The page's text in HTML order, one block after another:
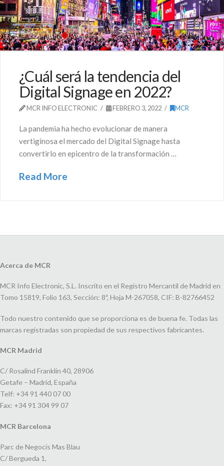
¿Cuál será la tendencia del
Digital Signage en 2022?
MCR INFO ELECTRONIC FEBRERO 3, 2022 MCR
La pandemia ha hecho evolucionar de manera
vertiginosa el mercado del Digital Signage hasta
convertirlo en epicentro de la transformación …
Read More
Acerca de MCR
MCR Info Electronic, S.L. Inscrito en el Registro Mercantil de Madrid en
Tomo 15819, Folio 163, Sección: 8ª, Hoja M-267058, CIF: B-82766452
Todo nuestro contenido que se proporciona es de buena fe. Todas las
marcas registradas son propiedad de sus respectivos fabricantes.
MCR Madrid
C/ Rosalind Franklin 40, 28906
Getafe – Madrid, España
Telf: +34 91 440 07 00
Fax: +34 91 304 99 07
MCR Barcelona
Parc de Negocis Mas Blau
C/ Bergueda 1,